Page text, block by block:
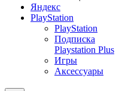
Яндекс
PlayStation
PlayStation
Подписка
Playstation Plus
Игры
Аксессуары